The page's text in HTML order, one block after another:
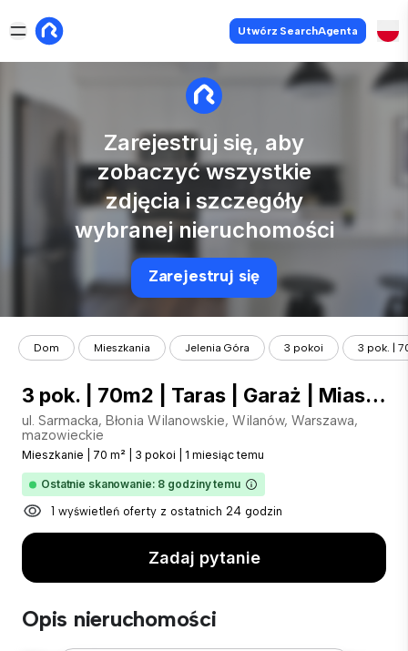
Utwórz SearchAgenta
Zarejestruj się, aby
zobaczyć wszystkie
zdjęcia i szczegóły
wybranej nieruchomości
Zarejestruj się
Dom Mieszkania Jelenia Góra 3 pokoi 3 pok. |
3 pok. | 70m2 | Taras | Garaż | Miasteczko Wilanów
ul. Sarmacka, Błonia Wilanowskie, Wilanów, Warszawa,
mazowieckie
Mieszkanie 70 m² 3 pokoi 1 miesiąc temu
Ostatnie skanowanie: 8 godziny temu
1 wyświetleń oferty z ostatnich 24 godzin
Zadaj pytanie
Opis nieruchomości